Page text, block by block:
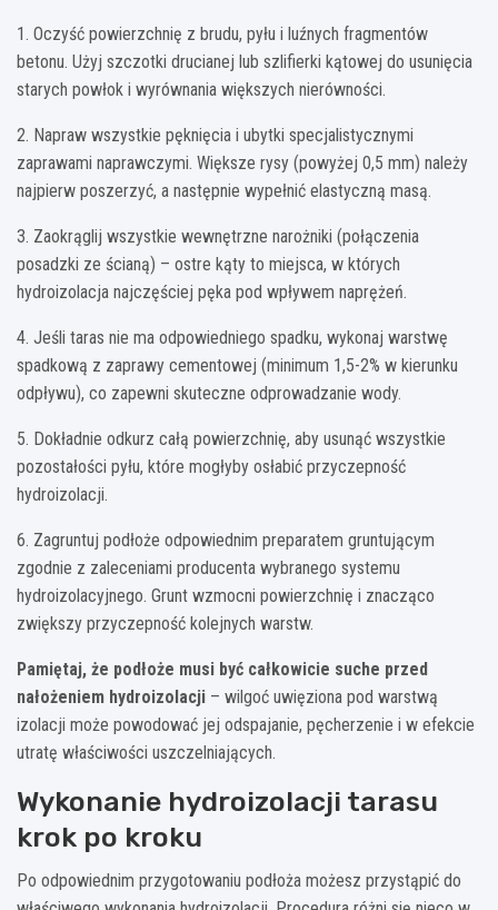
1. Oczyść powierzchnię z brudu, pyłu i luźnych fragmentów
betonu. Użyj szczotki drucianej lub szlifierki kątowej do usunięcia
starych powłok i wyrównania większych nierówności.
2. Napraw wszystkie pęknięcia i ubytki specjalistycznymi
zaprawami naprawczymi. Większe rysy (powyżej 0,5 mm) należy
najpierw poszerzyć, a następnie wypełnić elastyczną masą.
3. Zaokrąglij wszystkie wewnętrzne narożniki (połączenia
posadzki ze ścianą) – ostre kąty to miejsca, w których
hydroizolacja najczęściej pęka pod wpływem naprężeń.
4. Jeśli taras nie ma odpowiedniego spadku, wykonaj warstwę
spadkową z zaprawy cementowej (minimum 1,5-2% w kierunku
odpływu), co zapewni skuteczne odprowadzanie wody.
5. Dokładnie odkurz całą powierzchnię, aby usunąć wszystkie
pozostałości pyłu, które mogłyby osłabić przyczepność
hydroizolacji.
6. Zagruntuj podłoże odpowiednim preparatem gruntującym
zgodnie z zaleceniami producenta wybranego systemu
hydroizolacyjnego. Grunt wzmocni powierzchnię i znacząco
zwiększy przyczepność kolejnych warstw.
Pamiętaj, że podłoże musi być całkowicie suche przed
nałożeniem hydroizolacji – wilgoć uwięziona pod warstwą
izolacji może powodować jej odspajanie, pęcherzenie i w efekcie
utratę właściwości uszczelniających.
Wykonanie hydroizolacji tarasu
krok po kroku
Po odpowiednim przygotowaniu podłoża możesz przystąpić do